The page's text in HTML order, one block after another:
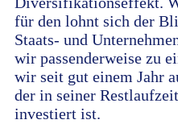
für den lohnt sich der
Staats- und
wir passenderweise zu
wir seit gut einem Jahr
der in seiner
investiert ist.